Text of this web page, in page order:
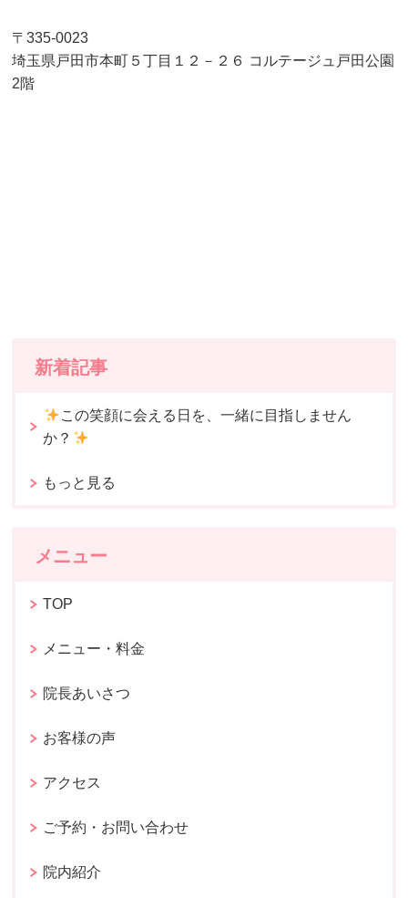
〒335-0023
埼玉県戸田市本町５丁目１２－２６ コルテージュ戸田公園
2階
新着記事
この笑顔に会える日を、一緒に目指しません
か？
もっと見る
メニュー
TOP
メニュー・料金
院長あいさつ
お客様の声
アクセス
ご予約・お問い合わせ
院内紹介